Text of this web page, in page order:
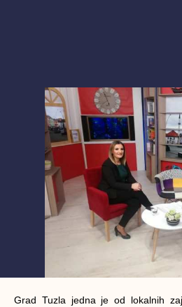
Grad Tuzla jedna je od lokalnih